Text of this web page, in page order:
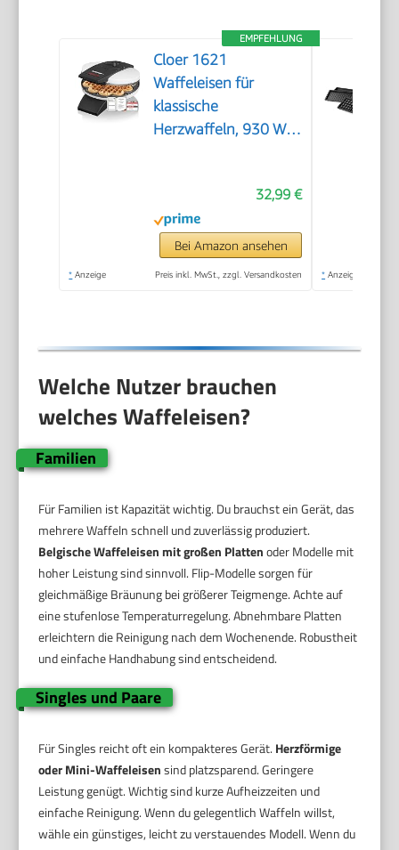
EMPFEHLUNG
Cloer 1621
Waffeleisen für
klassische
Herzwaffeln, 930 W,
Bräunungsgrad, weiß,
Metall
32,99 €
Bei Amazon ansehen
* Anzeige Preis inkl. MwSt., zzgl. Versandkosten * Anzeige
Welche Nutzer brauchen
welches Waffeleisen?
Familien
Für Familien ist Kapazität wichtig. Du brauchst ein Gerät, das
mehrere Waffeln schnell und zuverlässig produziert.
Belgische Waffeleisen mit großen Plattenoder Modelle mit
hoher Leistung sind sinnvoll. Flip-Modelle sorgen für
gleichmäßige Bräunung bei größerer Teigmenge. Achte auf
eine stufenlose Temperaturregelung. Abnehmbare Platten
erleichtern die Reinigung nach dem Wochenende. Robustheit
und einfache Handhabung sind entscheidend.
Singles und Paare
Für Singles reicht oft ein kompakteres Gerät. Herzförmige
oder Mini-Waffeleisensind platzsparend. Geringere
Leistung genügt. Wichtig sind kurze Aufheizzeiten und
einfache Reinigung. Wenn du gelegentlich Waffeln willst,
wähle ein günstiges, leicht zu verstauendes Modell. Wenn du